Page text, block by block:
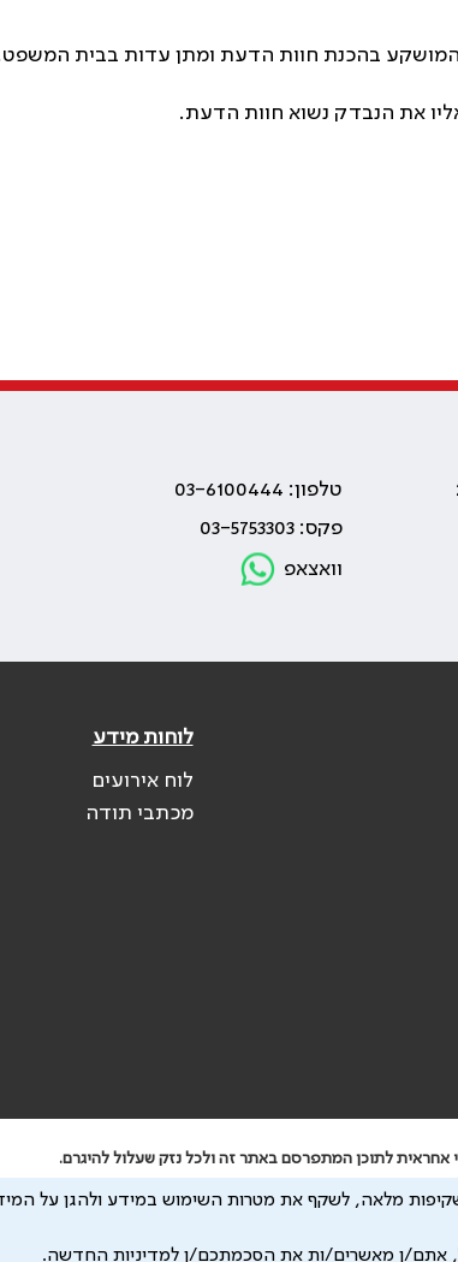
בהכנת חוות הדעת ומתן עדות בבית המשפט
את הנבדק נשוא חוות הדעת.
טלפון: 03-6100444
פקס: 03-5753303
וואצאפ
לוחות מידע
לוח אירועים
מכתבי תודה
אחראית לתוכן המתפרסם באתר זה ולכל נזק שעלול להיגרם.
הכל בכפוף ל
מדיניות הפרטיות
שקיפות מלאה, לשקף את מטרות השימוש במידע ולהגן על
אתם/ן מאשרים/ות את הסכמתכם/ן למדיניות החדשה.